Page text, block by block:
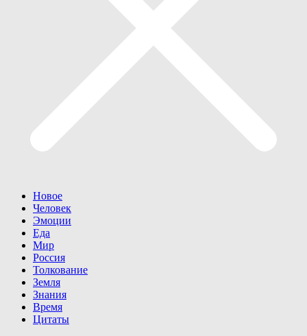
Новое
Человек
Эмоции
Еда
Мир
Россия
Толкование
Земля
Знания
Время
Цитаты